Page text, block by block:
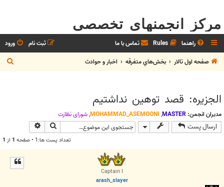
مرکز انجمنهای تخصصی
راهنما Rules تماس با ما ورود
ثبت نام
صفحه اول تالار
بخش‌‌هاي متفرقه اخبار و حوادث
س
الجزيره: قصد توهين نداشتيم
مدیران انجمن: MASTER
,
MOHAMMAD_ASEMOONI
,شوراي نظارت
ارسال پست جستجو
تعداد پست ها:1 • صفحه 1 از 1
Captain I
arash_slayer